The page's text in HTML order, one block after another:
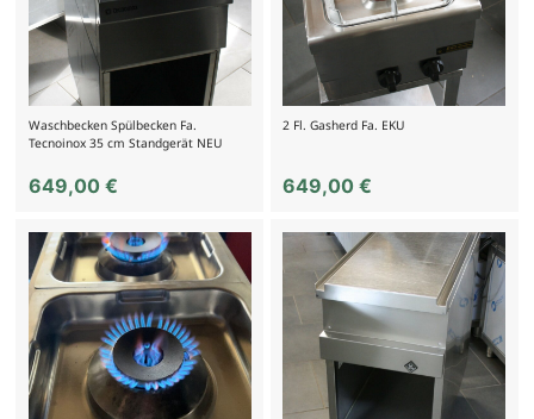
Waschbecken Spülbecken Fa.
Tecnoinox 35 cm Standgerät NEU
649,00 €
2 Fl. Gasherd Fa. EKU
649,00€